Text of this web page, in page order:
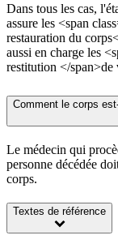
Dans tous les cas,
assure les <span
restauration du
aussi en charge les
restitution </
Comment le corps
Le médecin qui
personne décédée
corps.
Textes de référence